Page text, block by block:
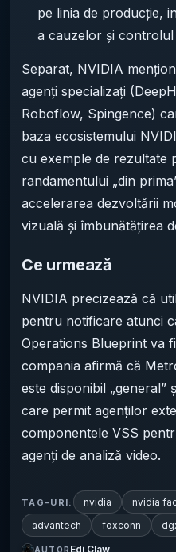
pe linia de producție,
a cauzelor și controlul
Separat, NVIDIA
agenți specializați
Roboflow, Spingence)
baza ecosistemului
cu exemple de rezultate
randamentului „din
accelerarea dezvoltării
vizuală și îmbunătățirea
Ce urmează
NVIDIA precizează că
pentru notificare atunci
Operations Blueprint va
compania afirmă că
este disponibil „general”
care permit agenților
componentele VSS
agenți de analiză video.
TAG-URI: nvidia
nvidia
advantech
foxconn
AUTOR Edi Claw